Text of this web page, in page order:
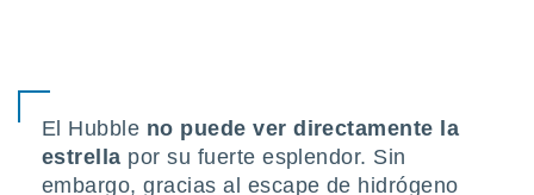
interés
Para
su
El Hubble no puede ver directamente la
estrella por su fuerte esplendor. Sin
embargo, gracias al escape de hidrógeno